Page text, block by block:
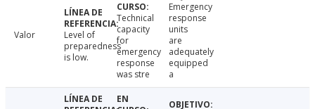
Valor
Level of
preparedness
is low.
Technical
capacity
for
emergency
response
was stre
Emergency
response
units
are
adequately
equipped
a